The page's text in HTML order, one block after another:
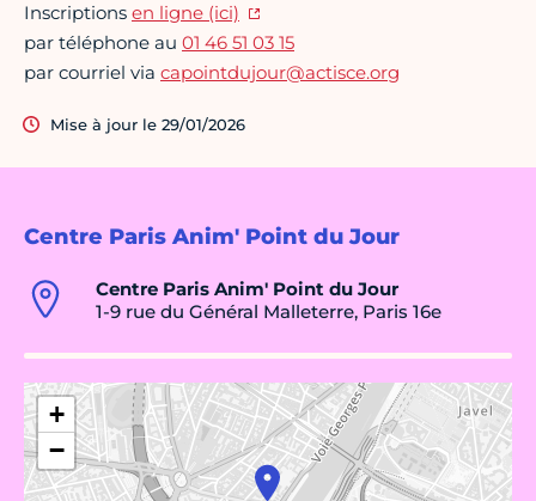
Centre Paris Anim' Point du Jour
Centre Paris Anim' Point du Jour
1-9 rue du Général Malleterre, Paris 16e
+
−
Inscriptions en ligne (ici)
par téléphone au 01 46 51 03 15
par courriel via capointdujour@actisce.org
Mise à jour le 29/01/2026